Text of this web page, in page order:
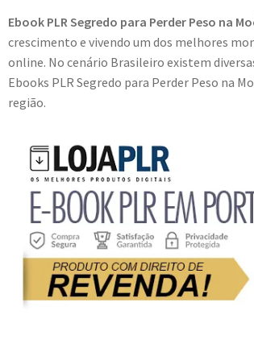
Ebook PLR Segredo para Perder Peso na
crescimento e vivendo um dos melhores
online. No cenário Brasileiro existem
Ebooks PLR Segredo para Perder Peso na
região.